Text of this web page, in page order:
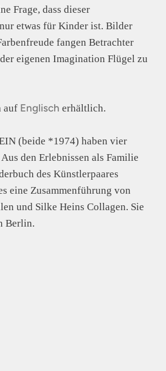
Frage, dass dieser
etwas für Kinder ist. Bilder
fangen Betrachter
eigenen Imagination Flügel zu
auf Englisch erhältlich.
(beide *1974) haben vier
den Erlebnissen als Familie
des Künstlerpaares
eine Zusammenführung von
und Silke Heins Collagen. Sie
Berlin.